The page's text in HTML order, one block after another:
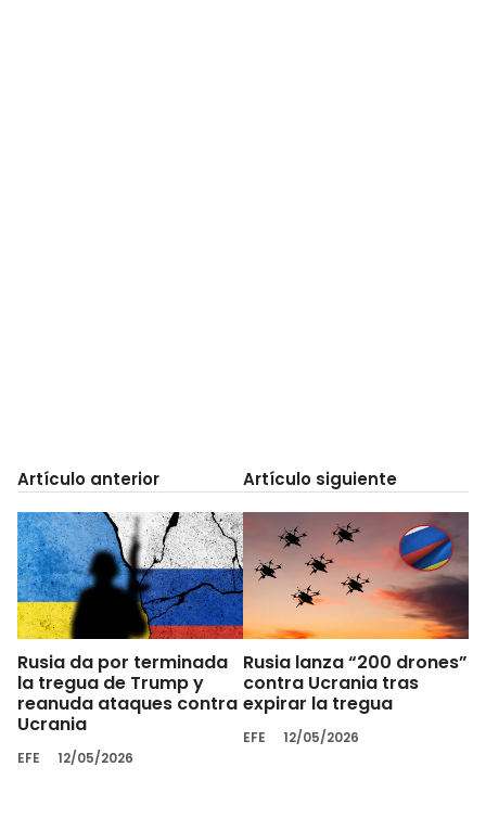
Artículo anterior
Rusia da por terminada
la tregua de Trump y
reanuda ataques contra
Ucrania
EFE 12/05/2026
Artículo siguiente
Rusia lanza “200 drones”
contra Ucrania tras
expirar la tregua
EFE 12/05/2026